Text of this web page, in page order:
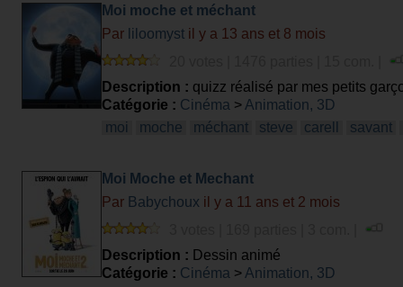
Moi moche et méchant
Par liloomyst il y a 13 ans et 8 mois
Description : quizz réalisé par mes petits
Catégorie : Cinéma > Animation, 3D
moi
moche méchant steve carell savant
Moi Moche et Mechant
Par Babychoux il y a 11 ans et 2 mois
Description : Dessin animé
Catégorie : Cinéma > Animation, 3D